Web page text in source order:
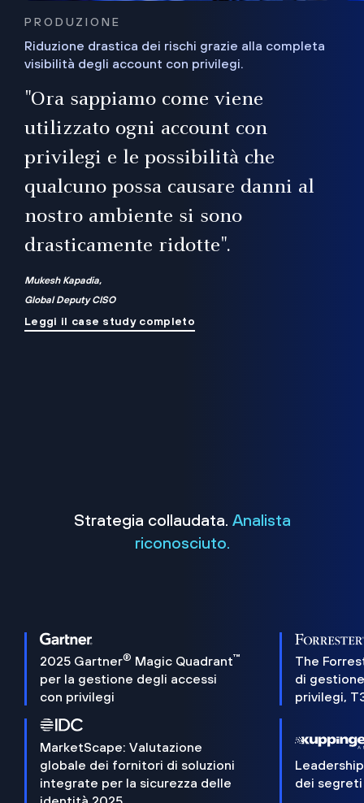
PRODUZIONE
Riduzione drastica dei rischi grazie alla completa
visibilità degli account con privilegi.
"Ora sappiamo come viene
utilizzato ogni account con
privilegi e le possibilità che
qualcuno possa causare danni al
nostro ambiente si sono
drasticamente ridotte".
Mukesh Kapadia,
Global Deputy CISO
Leggi il case study completo
Strategia collaudata. Analista
riconosciuto.
2025 Gartner® Magic Quadrant™
per la gestione degli accessi
con privilegi
The
di
privilegi,
MarketScape: Valutazione
globale dei fornitori di soluzioni
integrate per la sicurezza delle
dei segreti